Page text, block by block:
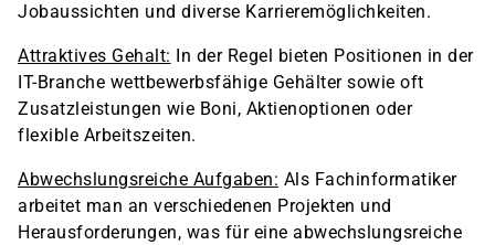
Jobaussichten und diverse Karrieremöglichkeiten.
Attraktives Gehalt: In der Regel bieten Positionen in der
IT-Branche wettbewerbsfähige Gehälter sowie oft
Zusatzleistungen wie Boni, Aktienoptionen oder
flexible Arbeitszeiten.
Abwechslungsreiche Aufgaben: Als Fachinformatiker
arbeitet man an verschiedenen Projekten und
Herausforderungen, was für eine abwechslungsreiche